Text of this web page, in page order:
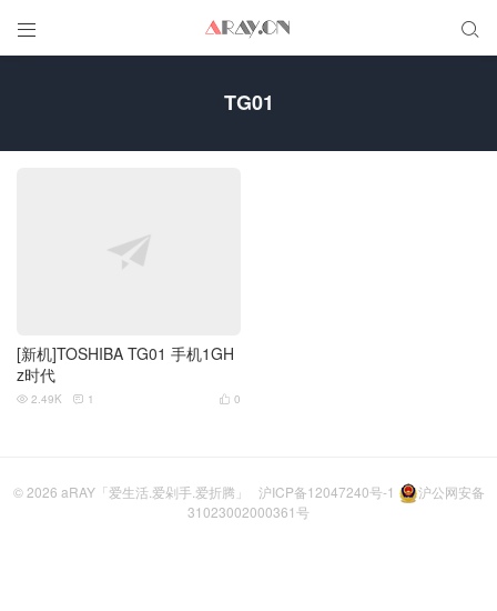
 
TG01
[新机]TOSHIBA TG01 手机1GH
z时代
 0
 2.49K  1
© 2026 aRAY「爱生活.爱剁手.爱折腾」 沪ICP备12047240号-1
沪公网安备
31023002000361号